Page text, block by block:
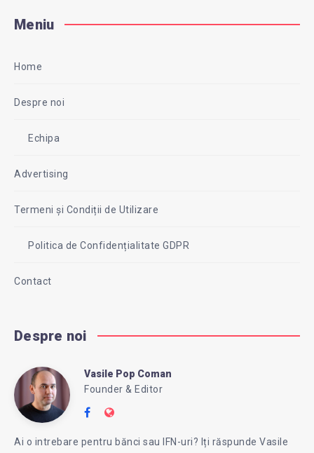
Meniu
Home
Despre noi
Echipa
Advertising
Termeni și Condiții de Utilizare
Politica de Confidențialitate GDPR
Contact
Despre noi
Vasile
Pop
Vasile Pop Coman
Founder & Editor
Follow
on
Website:
Ai o intrebare pentru bănci sau IFN-uri? Iți răspunde Vasile